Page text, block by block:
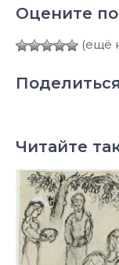
Оцените
(ещё
Поделиться
Читайте